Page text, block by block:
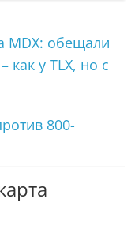
MDX: обещали
как у TLX, но с
800-